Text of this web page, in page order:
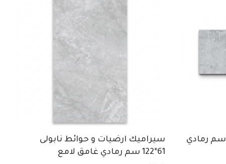
سيراميك حوائط لافا 25*75 سم رمادي
سيراميك ارضيات و حوائط نابولى
61*122 سم رمادي غامق لامع